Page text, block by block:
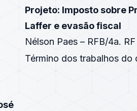
Projeto: Imposto sobre
Laffer e evasão fiscal
Nélson Paes – RFB/4a. RF
Término dos trabalhos do